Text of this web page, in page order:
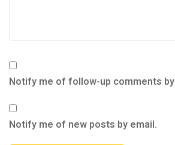
Notify me of follow-up comments
Notify me of new posts by email.